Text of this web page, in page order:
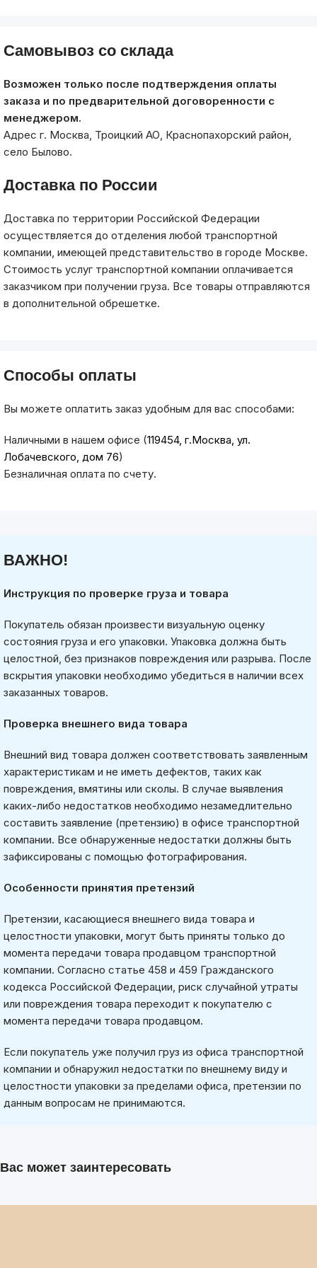
Самовывоз со склада
Возможен только после подтверждения оплаты
заказа и по предварительной договоренности с
менеджером.
Адрес г. Москва, Троицкий АО, Краснопахорский район,
село Былово.
Доставка по России
Доставка по территории Российской Федерации
осуществляется до отделения любой транспортной
компании, имеющей представительство в городе Москве.
Стоимость услуг транспортной компании оплачивается
заказчиком при получении груза. Все товары отправляются
в дополнительной обрешетке.
Способы оплаты
Вы можете оплатить заказ удобным для вас способами:
Наличными в нашем офисе (119454, г.Москва, ул.
Лобачевского, дом 76)
Безналичная оплата по счету.
ВАЖНО!
Инструкция по проверке груза и товара
Покупатель обязан произвести визуальную оценку
состояния груза и его упаковки. Упаковка должна быть
целостной, без признаков повреждения или разрыва. После
вскрытия упаковки необходимо убедиться в наличии всех
заказанных товаров.
Проверка внешнего вида товара
Внешний вид товара должен соответствовать заявленным
характеристикам и не иметь дефектов, таких как
повреждения, вмятины или сколы. В случае выявления
каких-либо недостатков необходимо незамедлительно
составить заявление (претензию) в офисе транспортной
компании. Все обнаруженные недостатки должны быть
зафиксированы с помощью фотографирования.
Особенности принятия претензий
Претензии, касающиеся внешнего вида товара и
целостности упаковки, могут быть приняты только до
момента передачи товара продавцом транспортной
компании. Согласно статье 458 и 459 Гражданского
кодекса Российской Федерации, риск случайной утраты
или повреждения товара переходит к покупателю с
момента передачи товара продавцом.
Если покупатель уже получил груз из офиса транспортной
компании и обнаружил недостатки по внешнему виду и
целостности упаковки за пределами офиса, претензии по
данным вопросам не принимаются.
Вас может заинтересовать